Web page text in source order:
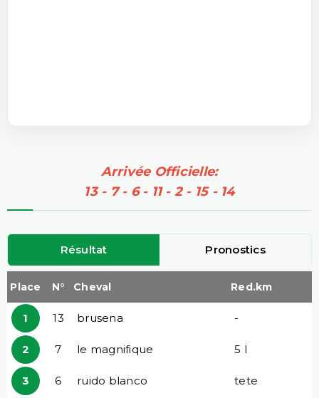
Arrivée Officielle:
13 - 7 - 6 - 11 - 2 - 15 - 14
Résultat Pronostics
Place N° Cheval Red.km
1 13 brusena -
2 7 le magnifique 5 l
3 6 ruido blanco tete